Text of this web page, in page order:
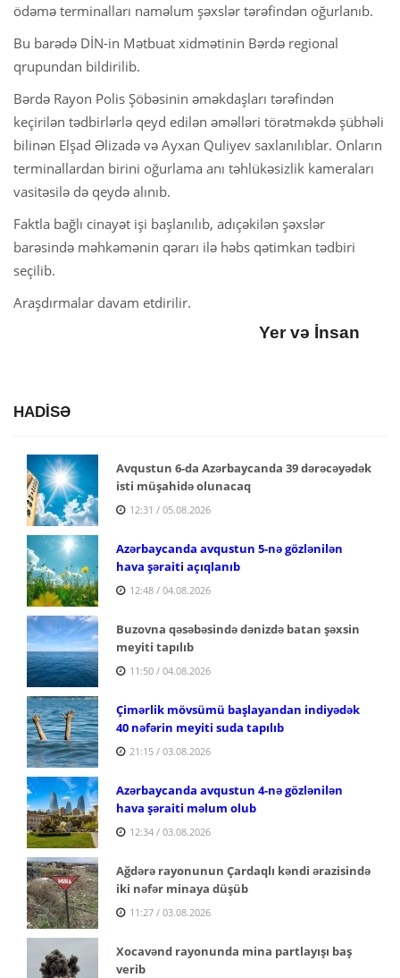
ödəmə terminalları naməlum şəxslər tərəfindən oğurlanıb.
Bu barədə DİN-in Mətbuat xidmətinin Bərdə regional
qrupundan bildirilib.
Bərdə Rayon Polis Şöbəsinin əməkdaşları tərəfindən
keçirilən tədbirlərlə qeyd edilən əməlləri törətməkdə şübhəli
bilinən Elşad Əlizadə və Ayxan Quliyev saxlanılıblar. Onların
terminallardan birini oğurlama anı təhlükəsizlik kameraları
vasitəsilə də qeydə alınıb.
Faktla bağlı cinayət işi başlanılıb, adıçəkilən şəxslər
barəsində məhkəmənin qərarı ilə həbs qətimkan tədbiri
seçilib.
Araşdırmalar davam etdirilir.
Yer və İnsan
HADİSƏ
Avqustun 6-da Azərbaycanda 39 dərəcəyədək
isti müşahidə olunacaq
12:31 / 05.08.2026
Azərbaycanda avqustun 5-nə gözlənilən
hava şəraiti açıqlanıb
12:48 / 04.08.2026
Buzovna qəsəbəsində dənizdə batan şəxsin
meyiti tapılıb
11:50 / 04.08.2026
Çimərlik mövsümü başlayandan indiyədək
40 nəfərin meyiti suda tapılıb
21:15 / 03.08.2026
Azərbaycanda avqustun 4-nə gözlənilən
hava şəraiti məlum olub
12:34 / 03.08.2026
Ağdərə rayonunun Çardaqlı kəndi ərazisində
iki nəfər minaya düşüb
11:27 / 03.08.2026
Xocavənd rayonunda mina partlayışı baş
verib